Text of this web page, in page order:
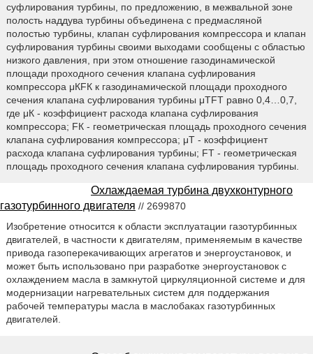
суфлирования турбины, по предложению, в межвальной зоне
полость наддува турбины объединена с предмасляной
полостью турбины, клапан суфлирования компрессора и клапан
суфлирования турбины своими выходами сообщены с областью
низкого давления, при этом отношение газодинамической
площади проходного сечения клапана суфлирования
компрессора μКFК к газодинамической площади проходного
сечения клапана суфлирования турбины μTFT равно 0,4…0,7,
где μК - коэффициент расхода клапана суфлирования
компрессора; FК - геометрическая площадь проходного сечения
клапана суфлирования компрессора; μT - коэффициент
расхода клапана суфлирования турбины; FT - геометрическая
площадь проходного сечения клапана суфлирования турбины.
Охлаждаемая турбина двухконтурного
газотурбинного двигателя // 2699870
Изобретение относится к области эксплуатации газотурбинных
двигателей, в частности к двигателям, применяемым в качестве
привода газоперекачивающих агрегатов и энергоустановок, и
может быть использовано при разработке энергоустановок с
охлаждением масла в замкнутой циркуляционной системе и для
модернизации нагревательных систем для поддержания
рабочей температуры масла в маслобаках газотурбинных
двигателей.